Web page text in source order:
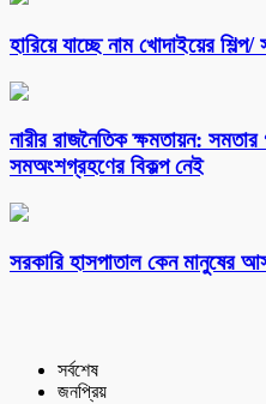
হারিয়ে যাচ্ছে নাম খোদাইয়ের শিল্প/
নারীর রাজনৈতিক ক্ষমতায়ন:
সমঅংশগ্রহণের বিকল্প নেই
সরকারি হাসপাতাল কেন মানুষের
সর্বশেষ
জনপ্রিয়